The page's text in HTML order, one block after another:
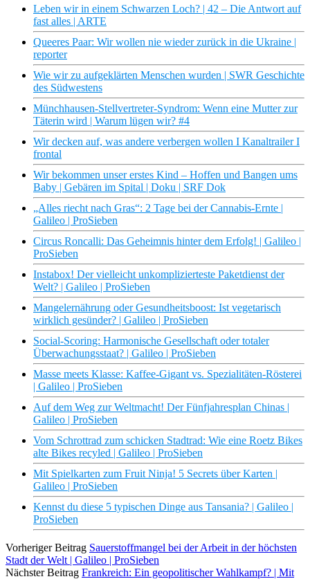
Leben wir in einem Schwarzen Loch? | 42 – Die Antwort auf
fast alles | ARTE
Queeres Paar: Wir wollen nie wieder zurück in die Ukraine |
reporter
Wie wir zu aufgeklärten Menschen wurden | SWR Geschichte
des Südwestens
Münchhausen-Stellvertreter-Syndrom: Wenn eine Mutter zur
Täterin wird | Warum lügen wir? #4
Wir decken auf, was andere verbergen wollen I Kanaltrailer I
frontal
Wir bekommen unser erstes Kind – Hoffen und Bangen ums
Baby | Gebären im Spital | Doku | SRF Dok
„Alles riecht nach Gras“: 2 Tage bei der Cannabis-Ernte |
Galileo | ProSieben
Circus Roncalli: Das Geheimnis hinter dem Erfolg! | Galileo |
ProSieben
Instabox! Der vielleicht unkomplizierteste Paketdienst der
Welt? | Galileo | ProSieben
Mangelernährung oder Gesundheitsboost: Ist vegetarisch
wirklich gesünder? | Galileo | ProSieben
Social-Scoring: Harmonische Gesellschaft oder totaler
Überwachungsstaat? | Galileo | ProSieben
Masse meets Klasse: Kaffee-Gigant vs. Spezialitäten-Rösterei
| Galileo | ProSieben
Auf dem Weg zur Weltmacht! Der Fünfjahresplan Chinas |
Galileo | ProSieben
Vom Schrottrad zum schicken Stadtrad: Wie eine Roetz Bikes
alte Bikes recyled | Galileo | ProSieben
Mit Spielkarten zum Fruit Ninja! 5 Secrets über Karten |
Galileo | ProSieben
Kennst du diese 5 typischen Dinge aus Tansania? | Galileo |
ProSieben
Vorheriger Beitrag Sauerstoffmangel bei der Arbeit in der höchsten
Stadt der Welt | Galileo | ProSieben
Nächster Beitrag Frankreich: Ein geopolitischer Wahlkampf? | Mit